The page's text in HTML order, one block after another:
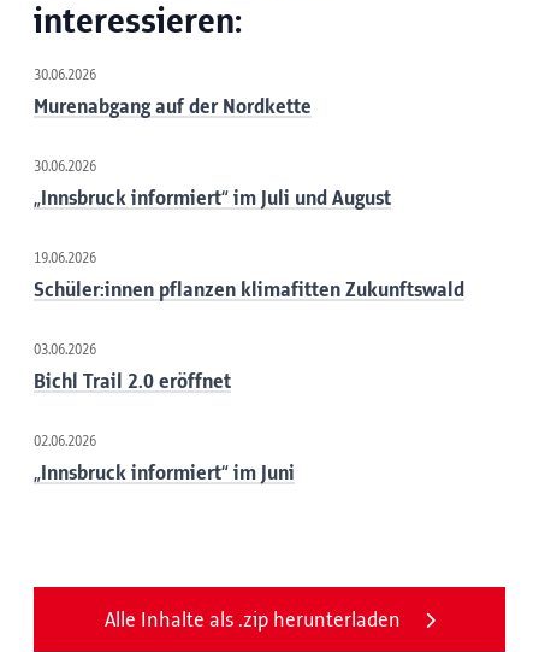
interessieren:
30.06.2026
Murenabgang auf der Nordkette
30.06.2026
„Innsbruck informiert“ im Juli und August
19.06.2026
Schüler:innen pflanzen klimafitten Zukunftswald
03.06.2026
Bichl Trail 2.0 eröffnet
02.06.2026
„Innsbruck informiert“ im Juni
Alle Inhalte als .zip herunterladen